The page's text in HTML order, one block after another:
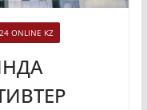
ONLINE KZ